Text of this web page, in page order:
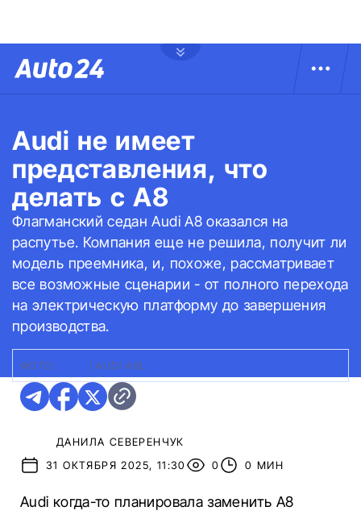
Audi не имеет
представления, что
делать с A8
Флагманский седан Audi A8 оказался на
распутье. Компания еще не решила, получит ли
модель преемника, и, похоже, рассматривает
все возможные сценарии - от полного перехода
на электрическую платформу до завершения
производства.
ФОТО: AUDI A8L
ДАНИЛА СЕВЕРЕНЧУК
31 ОКТЯБРЯ 2025, 11:30
0 0 МИН
Audi когда-то планировала заменить A8